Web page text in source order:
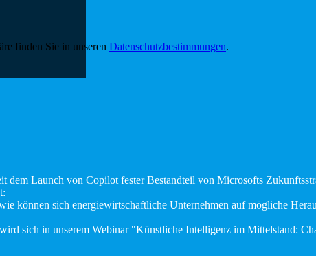
finden Sie in unseren Datenschutzbestimmungen.
Launch von Copilot fester Bestandteil von Microsofts
können sich energiewirtschaftliche Unternehmen auf mögliche
sich in unserem Webinar "Künstliche Intelligenz im Mittelstand: